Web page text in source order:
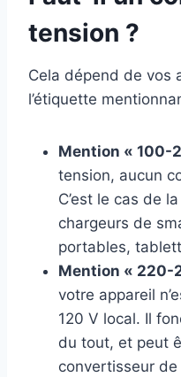
tension ?
Cela dépend de vos
l’étiquette
Mention « 100-
tension, aucun
C’est le cas de
chargeurs de
portables,
Mention « 220-
votre appareil
120 V local. Il
du tout, et peut
convertisseur